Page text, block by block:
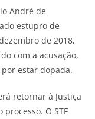
André de
estupro de
de 2018,
com a acusação,
estar dopada.
retornar à Justiça
O STF